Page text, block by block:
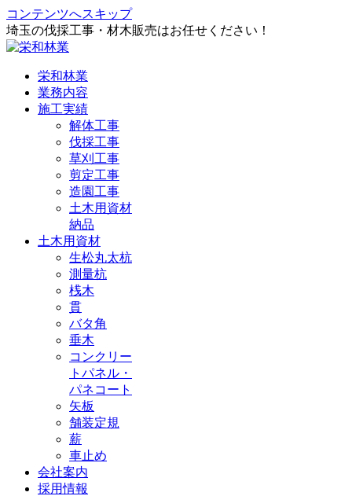
コンテンツへスキップ
埼玉の伐採工事・材木販売はお任せください！
栄和林業
業務内容
施工実績
解体工事
伐採工事
草刈工事
剪定工事
造園工事
土木用資材
納品
土木用資材
生松丸太杭
測量杭
桟木
貫
バタ角
垂木
コンクリー
トパネル・
パネコート
矢板
舗装定規
薪
車止め
会社案内
採用情報